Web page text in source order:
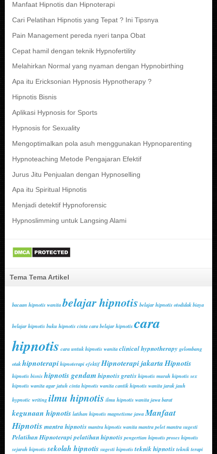
Manfaat Hipnotis dan Hipnoterapi
Cari Pelatihan Hipnotis yang Tepat ? Ini Tipsnya
Pain Management pereda nyeri tanpa Obat
Cepat hamil dengan teknik Hypnofertility
Melahirkan Normal yang nyaman dengan Hypnobirthing
Apa itu Ericksonian Hypnosis Hypnotherapy ?
Hipnotis Bisnis
Aplikasi Hypnosis for Sports
Hypnosis for Sexuality
Mengoptimalkan pola asuh menggunakan Hypnoparenting
Hypnoteaching Metode Pengajaran Efektif
Jurus Jitu Penjualan dengan Hypnoselling
Apa itu Spiritual Hipnotis
Menjadi detektif Hypnoforensic
Hypnoslimming untuk Langsing Alami
Tema Tema Artikel
bacaan hipnotis wanita belajar hipnotis belajar hipnotis otodidak biaya
belajar hipnotis buku hipnotis cinta cara belajar hipnotis cara
hipnotis cara untuk hipnotis wanita clinical hypnotherapy gelombang
otak hipnoterapi hipnoterapi efektif Hipnoterapi jakartaHipnotis
hipnotis bisnis hipnotis gendam hipnotis gratis hipnotis murah hipnotis sex
hipnotis wanita agar jatuh cinta hipnotis wanita cantik hipnotis wanita jarak jauh
hypnotic writing ilmu hipnotis ilmu hipnotis wanita jawa barat
kegunaan hipnotis latihan hipnotis magnetisme jawa Manfaat
Hipnotis mantra hipnotis mantra hipnotis wanita mantra pelet mantra sugesti
Pelatihan Hipnoterapipelatihan hipnotis pengertian hipnotis proses hipnotis
sejarah hipnotis sekolah hipnotis sugesti hipnotis teknik hipnotis teknik terapi